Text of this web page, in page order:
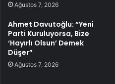
Ağustos 7, 2026
Ahmet Davutoğlu: “Yeni
Parti Kuruluyorsa, Bize
‘Hayırlı Olsun’ Demek
Düşer”
Ağustos 7, 2026